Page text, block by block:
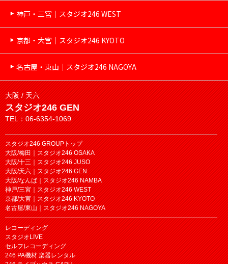
神戸・三宮｜スタジオ246 WEST
京都・大宮｜スタジオ246 KYOTO
名古屋・東山｜スタジオ246 NAGOYA
大阪 / 天六
スタジオ246 GEN
TEL：06-6354-1069
スタジオ246 GROUPトップ
大阪/梅田｜スタジオ246 OSAKA
大阪/十三｜スタジオ246 JUSO
大阪/天六｜スタジオ246 GEN
大阪/なんば｜スタジオ246 NAMBA
神戸/三宮｜スタジオ246 WEST
京都/大宮｜スタジオ246 KYOTO
名古屋/東山｜スタジオ246 NAGOYA
レコーディング
スタジオLIVE
セルフレコーディング
246 PA機材 楽器レンタル